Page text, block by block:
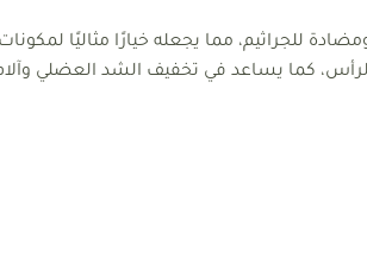
للجراثيم، مما يجعله خيارًا مثاليًا
كما يساعد في تخفيف الشد العضلي